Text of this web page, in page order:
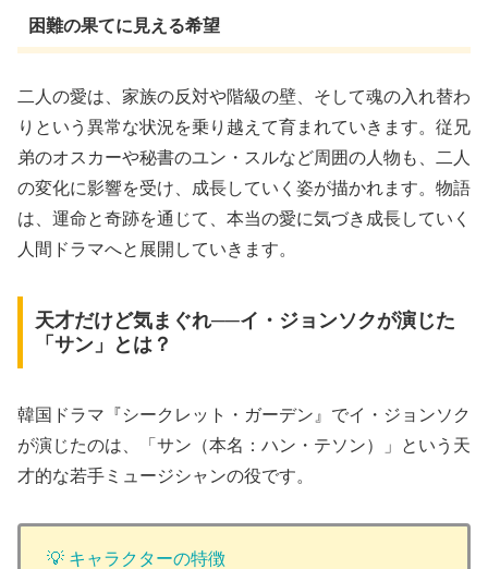
困難の果てに見える希望
二人の愛は、家族の反対や階級の壁、そして魂の入れ替わ
りという異常な状況を乗り越えて育まれていきます。従兄
弟のオスカーや秘書のユン・スルなど周囲の人物も、二人
の変化に影響を受け、成長していく姿が描かれます。物語
は、運命と奇跡を通じて、本当の愛に気づき成長していく
人間ドラマへと展開していきます。
天才だけど気まぐれ──イ・ジョンソクが演じた
「サン」とは？
韓国ドラマ『シークレット・ガーデン』でイ・ジョンソク
が演じたのは、「サン（本名：ハン・テソン）」という天
才的な若手ミュージシャンの役です。
💡 キャラクターの特徴